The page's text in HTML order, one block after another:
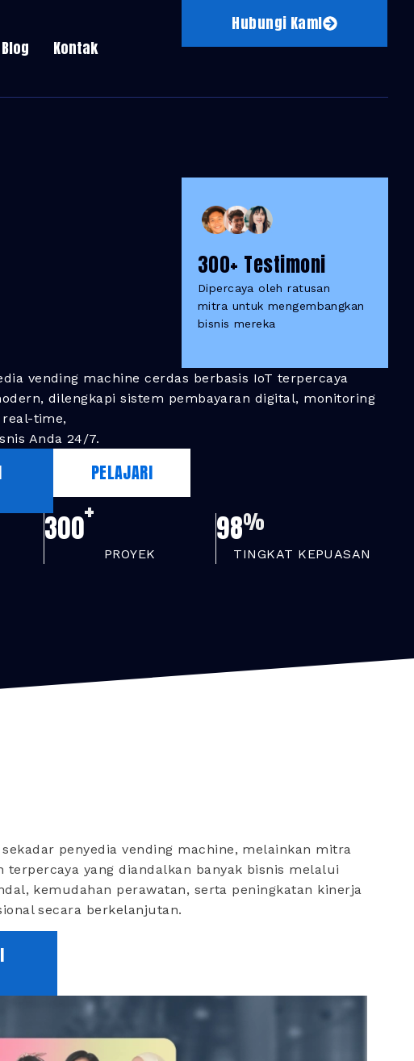
Blog Kontak
Hubungi KamI
300+ Testimoni
Dipercaya oleh ratusan
mitra untuk mengembangkan
bisnis mereka
vending machine cerdas berbasis IoT terpercaya
dilengkapi sistem pembayaran digital, monitoring
time,
Anda 24/7.
PELAJARI
300+
PROYEK
98%
TINGKAT KEPUASAN
penyedia vending machine, melainkan mitra
terpercaya yang diandalkan banyak bisnis melalui
kemudahan perawatan, serta peningkatan kinerja
secara berkelanjutan.